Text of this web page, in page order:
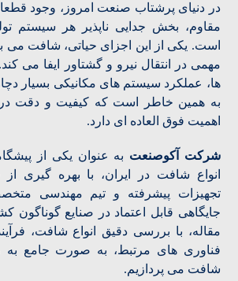
در دنیای پرشتاب صنعت امروز، وجود
مقاوم، بخش جدایی ناپذیر هر سیستم
است. یکی از این اجزای حیاتی، شافت می
مهمی در انتقال نیرو و گشتاور ایفا می
ها، عملکرد سیستم های مکانیکی بسیار
به همین خاطر است که کیفیت و دقت در
اهمیت فوق العاده ای دارد.
شرکت آکوصنعت به عنوان یکی از
انواع شافت در ایران، با بهره گیری
تجهیزات پیشرفته و تیم مهندسی
جایگاهی قابل اعتماد در صنایع گوناگون
مقاله، با بررسی دقیق انواع شافت،
فناوری های مرتبط، به صورت جامع به
شافت می پردازیم.